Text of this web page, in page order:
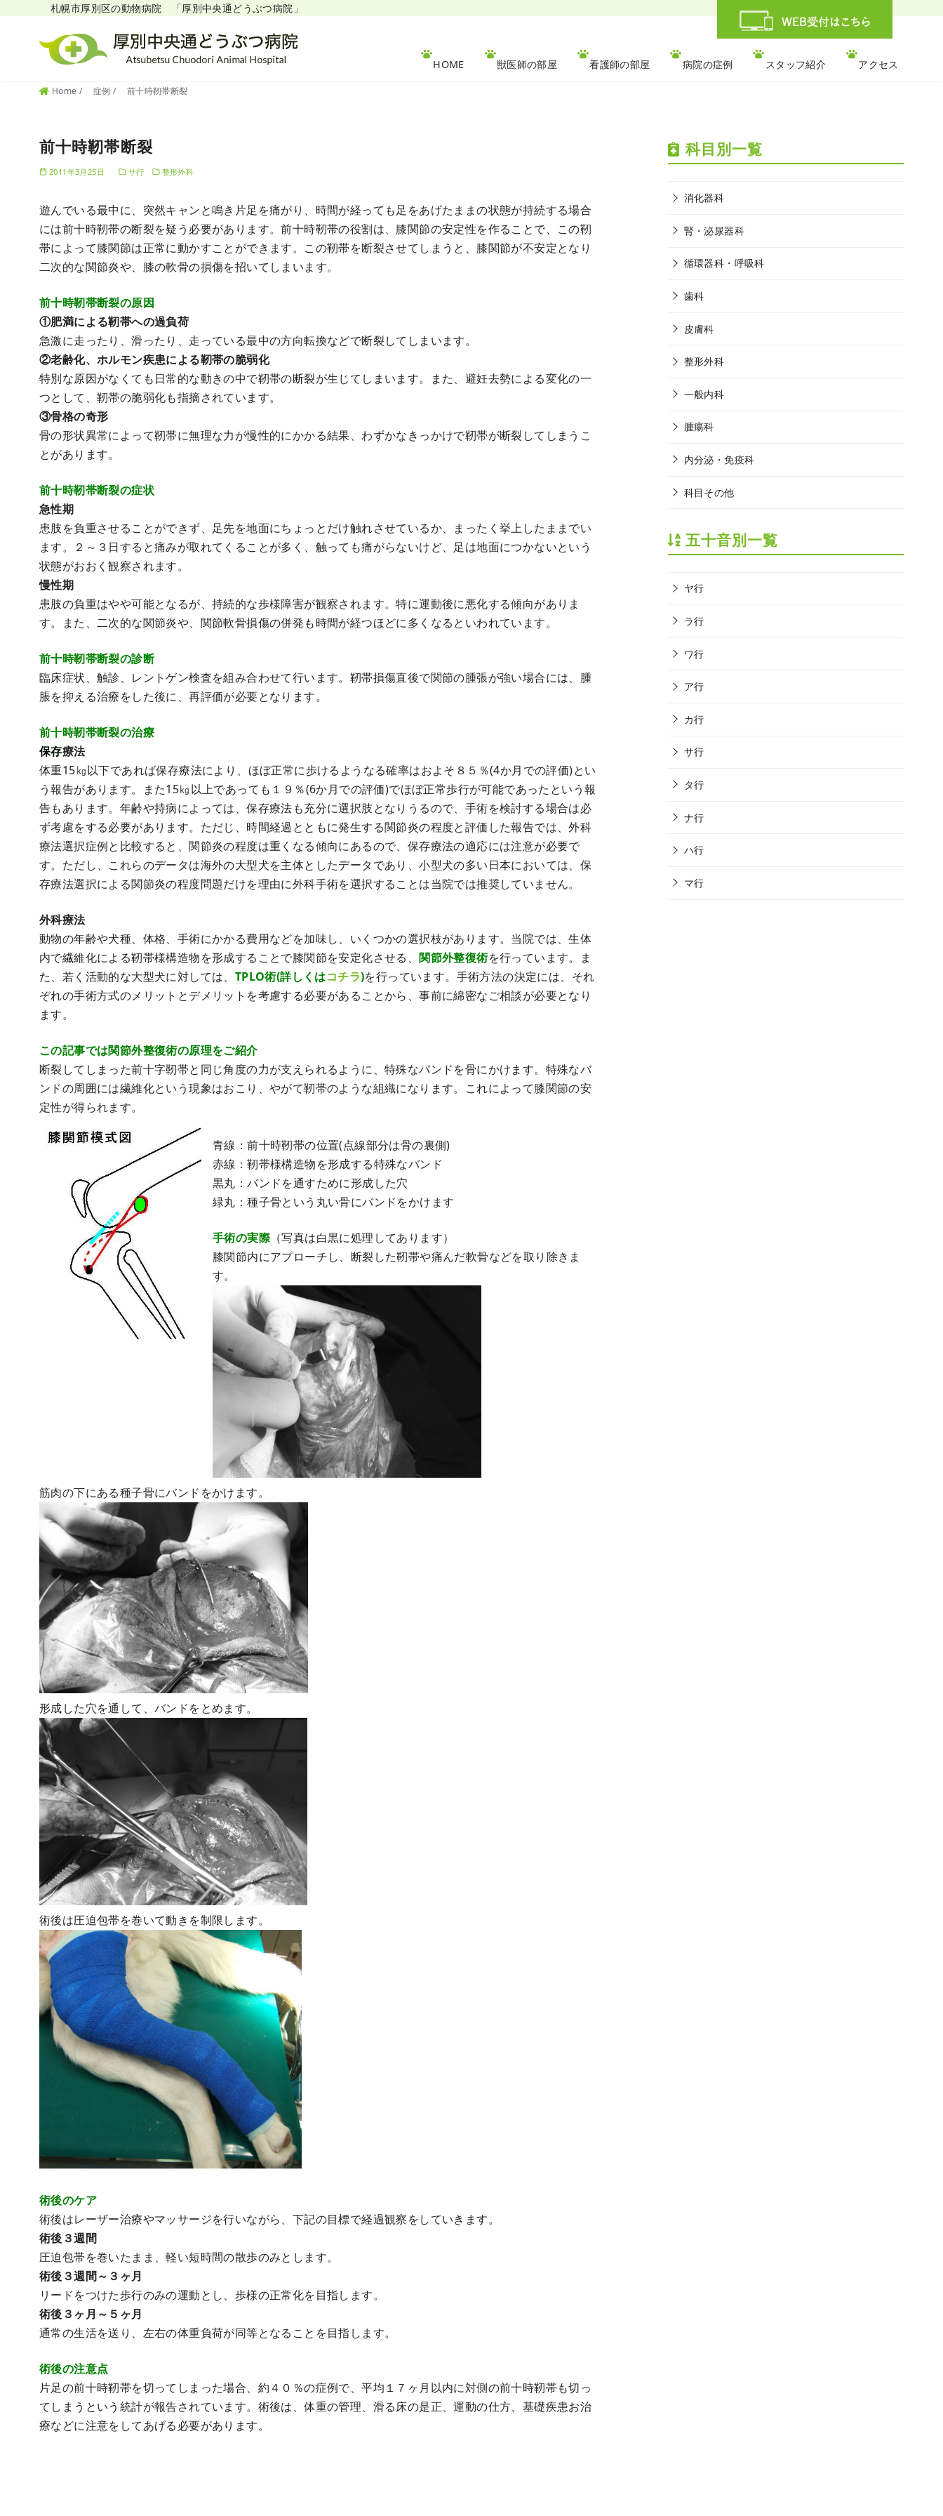
札幌市厚別区の動物病院 「厚別中央通どうぶつ病院」
HOME 獣医師の部屋 看護師の部屋 病院の症例 スタッフ紹介 アクセス
Home 症例 前十時靭帯断裂
前十時靭帯断裂
2011年3月25日 サ行 整形外科
遊んでいる最中に、突然キャンと鳴き片足を痛がり、時間が経っても足をあげたままの状態が持続する場合
には前十時靭帯の断裂を疑う必要があります。前十時靭帯の役割は、膝関節の安定性を作ることで、この靭
帯によって膝関節は正常に動かすことができます。この靭帯を断裂させてしまうと、膝関節が不安定となり
二次的な関節炎や、膝の軟骨の損傷を招いてしまいます。
前十時靭帯断裂の原因
①肥満による靭帯への過負荷
急激に走ったり、滑ったり、走っている最中の方向転換などで断裂してしまいます。
②老齢化、ホルモン疾患による靭帯の脆弱化
特別な原因がなくても日常的な動きの中で靭帯の断裂が生じてしまいます。また、避妊去勢による変化の一
つとして、靭帯の脆弱化も指摘されています。
③骨格の奇形
骨の形状異常によって靭帯に無理な力が慢性的にかかる結果、わずかなきっかけで靭帯が断裂してしまうこ
とがあります。
前十時靭帯断裂の症状
急性期
患肢を負重させることができず、足先を地面にちょっとだけ触れさせているか、まったく挙上したままでい
ます。２～３日すると痛みが取れてくることが多く、触っても痛がらないけど、足は地面につかないという
状態がおおく観察されます。
慢性期
患肢の負重はやや可能となるが、持続的な歩様障害が観察されます。特に運動後に悪化する傾向がありま
す。また、二次的な関節炎や、関節軟骨損傷の併発も時間が経つほどに多くなるといわれています。
前十時靭帯断裂の診断
臨床症状、触診、レントゲン検査を組み合わせて行います。靭帯損傷直後で関節の腫張が強い場合には、腫
脹を抑える治療をした後に、再評価が必要となります。
前十時靭帯断裂の治療
保存療法
体重15㎏以下であれば保存療法により、ほぼ正常に歩けるようなる確率はおよそ８５％(4か月での評価)とい
う報告があります。また15㎏以上であっても１９％(6か月での評価)でほぼ正常歩行が可能であったという報
告もあります。年齢や持病によっては、保存療法も充分に選択肢となりうるので、手術を検討する場合は必
ず考慮をする必要があります。ただじ、時間経過とともに発生する関節炎の程度と評価した報告では、外科
療法選択症例と比較すると、関節炎の程度は重くなる傾向にあるので、保存療法の適応には注意が必要で
す。ただし、これらのデータは海外の大型犬を主体としたデータであり、小型犬の多い日本においては、保
存療法選択による関節炎の程度問題だけを理由に外科手術を選択することは当院では推奨していません。
外科療法
動物の年齢や犬種、体格、手術にかかる費用などを加味し、いくつかの選択枝があります。当院では、生体
内で繊維化による靭帯様構造物を形成することで膝関節を安定化させる、関節外整復術を行っています。ま
た、若く活動的な大型犬に対しては、 TPLO術(詳しくはコチラ)を行っています。手術方法の決定には、それ
ぞれの手術方式のメリットとデメリットを考慮する必要があることから、事前に綿密なご相談が必要となり
ます。
この記事では関節外整復術の原理をご紹介
断裂してしまった前十字靭帯と同じ角度の力が支えられるように、特殊なバンドを骨にかけます。特殊なバ
ンドの周囲には繊維化という現象はおこり、やがて靭帯のような組織になります。これによって膝関節の安
定性が得られます。
青線：前十時靭帯の位置(点線部分は骨の裏側)
赤線：靭帯様構造物を形成する特殊なバンド
黒丸：バンドを通すために形成した穴
緑丸：種子骨という丸い骨にバンドをかけます
手術の実際（写真は白黒に処理してあります）
膝関節内にアプローチし、断裂した靭帯や痛んだ軟骨などを取り除きま
す。
筋肉の下にある種子骨にバンドをかけます。
形成した穴を通して、バンドをとめます。
術後は圧迫包帯を巻いて動きを制限します。
術後のケア
術後はレーザー治療やマッサージを行いながら、下記の目標で経過観察をしていきます。
術後３週間
圧迫包帯を巻いたまま、軽い短時間の散歩のみとします。
術後３週間～３ヶ月
リードをつけた歩行のみの運動とし、歩様の正常化を目指します。
術後３ヶ月～５ヶ月
通常の生活を送り、左右の体重負荷が同等となることを目指します。
術後の注意点
片足の前十時靭帯を切ってしまった場合、約４０％の症例で、平均１７ヶ月以内に対側の前十時靭帯も切っ
てしまうという統計が報告されています。術後は、体重の管理、滑る床の是正、運動の仕方、基礎疾患お治
療などに注意をしてあげる必要があります。
科目別一覧
消化器科
腎・泌尿器科
循環器科・呼吸科
歯科
皮膚科
整形外科
一般内科
腫瘍科
内分泌・免疫科
科目その他
五十音別一覧
ヤ行
ラ行
ワ行
ア行
カ行
サ行
タ行
ナ行
ハ行
マ行